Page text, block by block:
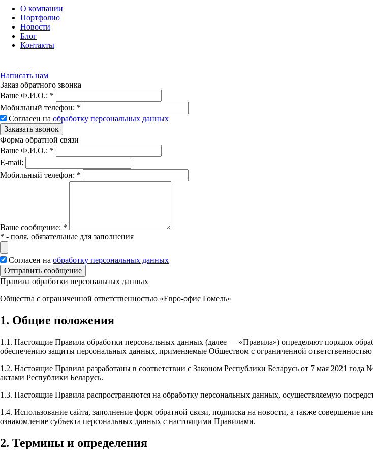
О компании
Портфолио
Новости
Блог
Контакты
Написать нам
Заказ обратного звонка
Ваше Ф.И.О.: *
Мобильный телефон: *
Согласен на обработку персональных данных
Заказать звонок
Форма обратной связи
Ваше Ф.И.О.: *
E-mail:
Мобильный телефон: *
Вашe сообщение: *
* - поля, обязательные для заполнения
Согласен на обработку персональных данных
Отправить сообщение
Правила обработки персональных данных
Общества с ограниченной ответственностью «Евро-офис Гомель»
1. Общие положения
1.1. Настоящие Правила обработки персональных данных (далее — «Правила») определяют порядок
обеспечению защиты персональных данных, применяемые Обществом с ограниченной
1.2. Настоящие Правила разработаны в соответствии с Законом Республики Беларусь от 7 мая 2021
актами Республики Беларусь.
1.3. Настоящие Правила распространяются на обработку персональных данных, осуществляемую
1.4. Использование сайта, заполнение форм обратной связи, подписка на новости, а также совершение
ознакомление субъекта персональных данных с настоящими Правилами.
2. Термины и определения